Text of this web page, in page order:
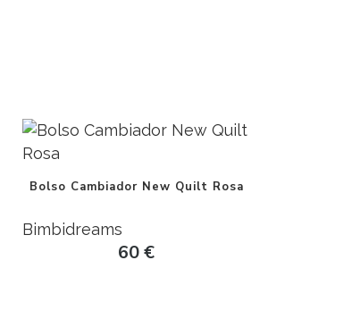
Bolso Cambiador New Quilt Rosa
Bimbidreams
60€